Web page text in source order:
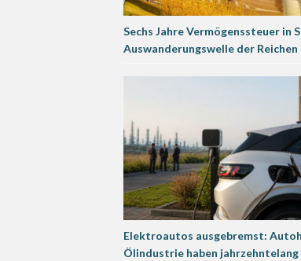
Sechs Jahre Vermögenssteuer in
Auswanderungswelle der Reichen
Elektroautos ausgebremst:
Ölindustrie haben jahrzehntelang